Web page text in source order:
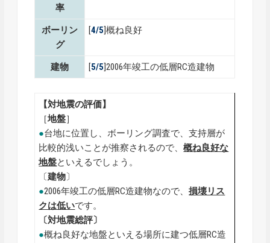
率
ボーリン
グ
[4/5 ]概ね良好
建物 [5/5 ]2006年竣工の低層RC造建物
【対地震の評価】
［地盤］
●台地に位置し、ボーリング調査で、支持層が
比較的浅いことが推察されるので、概ね良好な
地盤といえるでしょう。
〔建物〕
●2006年竣工の低層RC造建物なので、損壊リス
クは低いです。
〔対地震総評〕
●概ね良好な地盤といえる場所に建つ低層RC造